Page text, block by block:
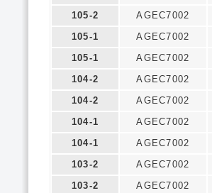
105-2
AGEC7002
105-1
AGEC7002
105-1
AGEC7002
104-2
AGEC7002
104-2
AGEC7002
104-1
AGEC7002
104-1
AGEC7002
103-2
AGEC7002
103-2
AGEC7002